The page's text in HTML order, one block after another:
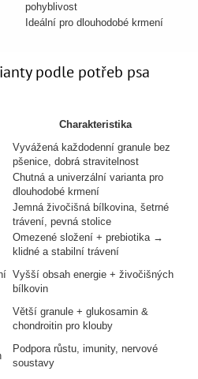
pohyblivost
Ideální pro dlouhodobé krmení
podle potřeb psa
Charakteristika
Vyvážená každodenní granule bez
pšenice, dobrá stravitelnost
Chutná a univerzální varianta pro
dlouhodobé krmení
Jemná živočišná bílkovina, šetrné
trávení, pevná stolice
Omezené složení + prebiotika →
klidné a stabilní trávení
Vyšší obsah energie + živočišných
bílkovin
Větší granule + glukosamin &
chondroitin pro klouby
Podpora růstu, imunity, nervové
soustavy